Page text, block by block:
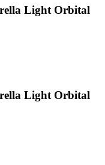
Light Orbital
Light Orbital